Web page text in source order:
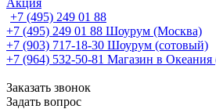
Акция
+7 (495) 249 01 88
+7 (495) 249 01 88 Шоурум (Москва)
+7 (903) 717-18-30 Шоурум (сотовый)
+7 (964) 532-50-81 Магазин в
Заказать звонок
Задать вопрос